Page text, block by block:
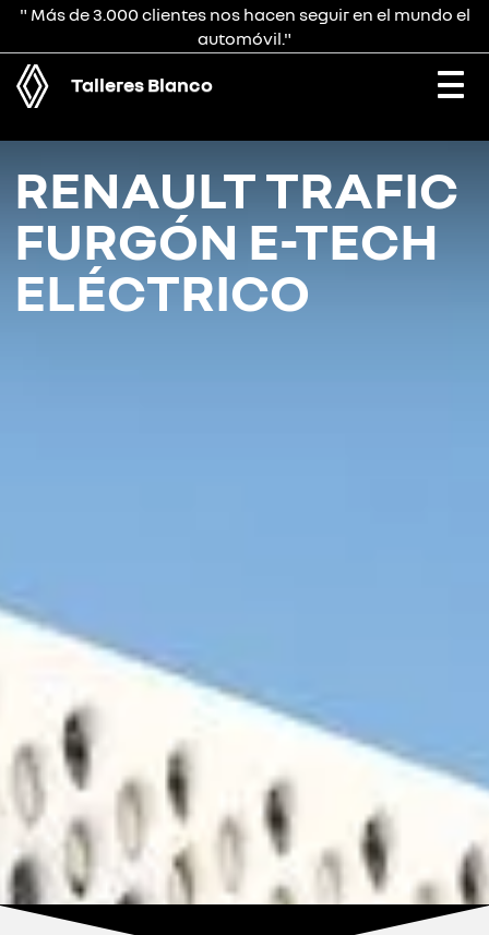
" Más de 3.000 clientes nos hacen seguir en el mundo el
automóvil."
Talleres Blanco
RENAULT TRAFIC
FURGÓN E-TECH
ELÉCTRICO